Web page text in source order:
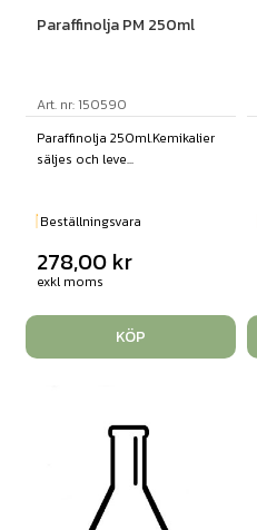
Paraffinolja PM 250ml
Art. nr: 150590
Paraffinolja 250ml.Kemikalier
säljes och leve...
Beställningsvara
278,00 kr
exkl moms
KÖP